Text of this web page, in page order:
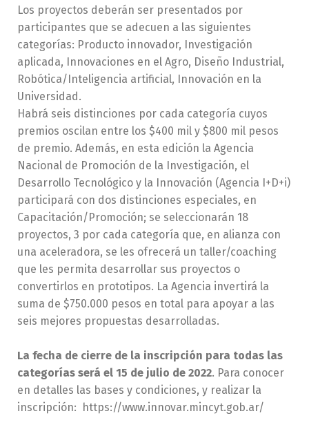
Los proyectos deberán ser presentados por
participantes que se adecuen a las siguientes
categorías: Producto innovador, Investigación
aplicada, Innovaciones en el Agro, Diseño Industrial,
Robótica/Inteligencia artificial, Innovación en la
Universidad.
Habrá seis distinciones por cada categoría cuyos
premios oscilan entre los $400 mil y $800 mil pesos
de premio. Además, en esta edición la Agencia
Nacional de Promoción de la Investigación, el
Desarrollo Tecnológico y la Innovación (Agencia I+D+i)
participará con dos distinciones especiales, en
Capacitación/Promoción; se seleccionarán 18
proyectos, 3 por cada categoría que, en alianza con
una aceleradora, se les ofrecerá un taller/coaching
que les permita desarrollar sus proyectos o
convertirlos en prototipos. La Agencia invertirá la
suma de $750.000 pesos en total para apoyar a las
seis mejores propuestas desarrolladas.
La fecha de cierre de la inscripción para todas las
categorías será el 15 de julio de 2022. Para conocer
en detalles las bases y condiciones, y realizar la
inscripción: https://www.innovar.mincyt.gob.ar/